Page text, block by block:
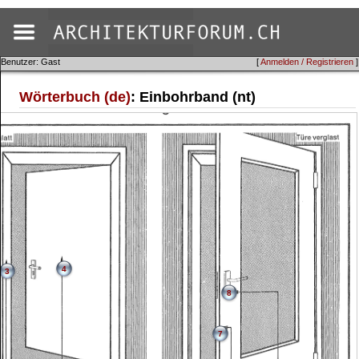
[Anmelden / Registrieren ]
Benutzer: Gast
Wörterbuch (de): Einbohrband (nt)
3 4
7
8